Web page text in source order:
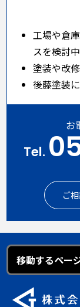
工場や倉
スを検討
塗装や改
後藤塗装
お
Tel.
ご